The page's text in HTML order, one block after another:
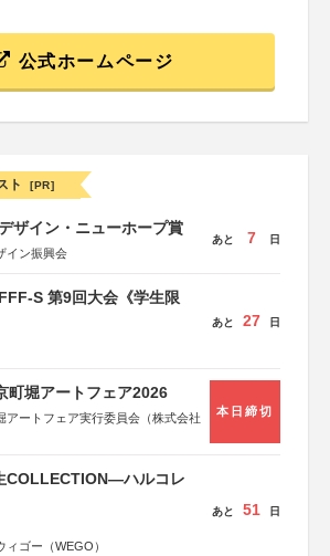
公式ホームページ
ト [PR]
ザイン・ニューホープ賞
イン振興会
あと 7 日
S 第9回大会《学生限
あと 27 日
町堀アートフェア2026
アートフェア実行委員会（株式会社
本日締切
COLLECTION―ハルコレ
ゴー（WEGO）
あと 51 日